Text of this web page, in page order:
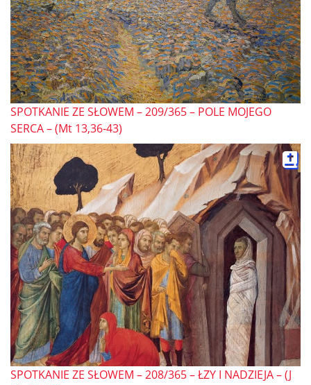
SPOTKANIE ZE SŁOWEM – 209/365 – POLE MOJEGO
SERCA – (Mt 13,36-43)
SPOTKANIE ZE SŁOWEM – 208/365 – ŁZY I NADZIEJA – (J